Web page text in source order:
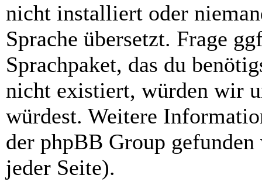
nicht installiert oder
Sprache übersetzt. Frage
Sprachpaket, das du
nicht existiert, würden wir
würdest. Weitere
der phpBB Group
jeder Seite).